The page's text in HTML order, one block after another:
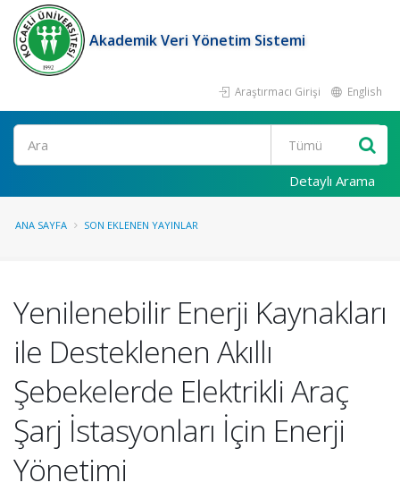
Akademik Veri Yönetim Sistemi
Araştırmacı Girişi English
Ara
Detaylı Arama
ANA SAYFA SON EKLENEN YAYINLAR
Yenilenebilir Enerji Kaynakları
ile Desteklenen Akıllı
Şebekelerde Elektrikli Araç
Şarj İstasyonları İçin Enerji
Yönetimi